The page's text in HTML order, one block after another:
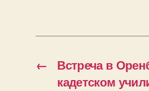
←
Встреча в
кадетском